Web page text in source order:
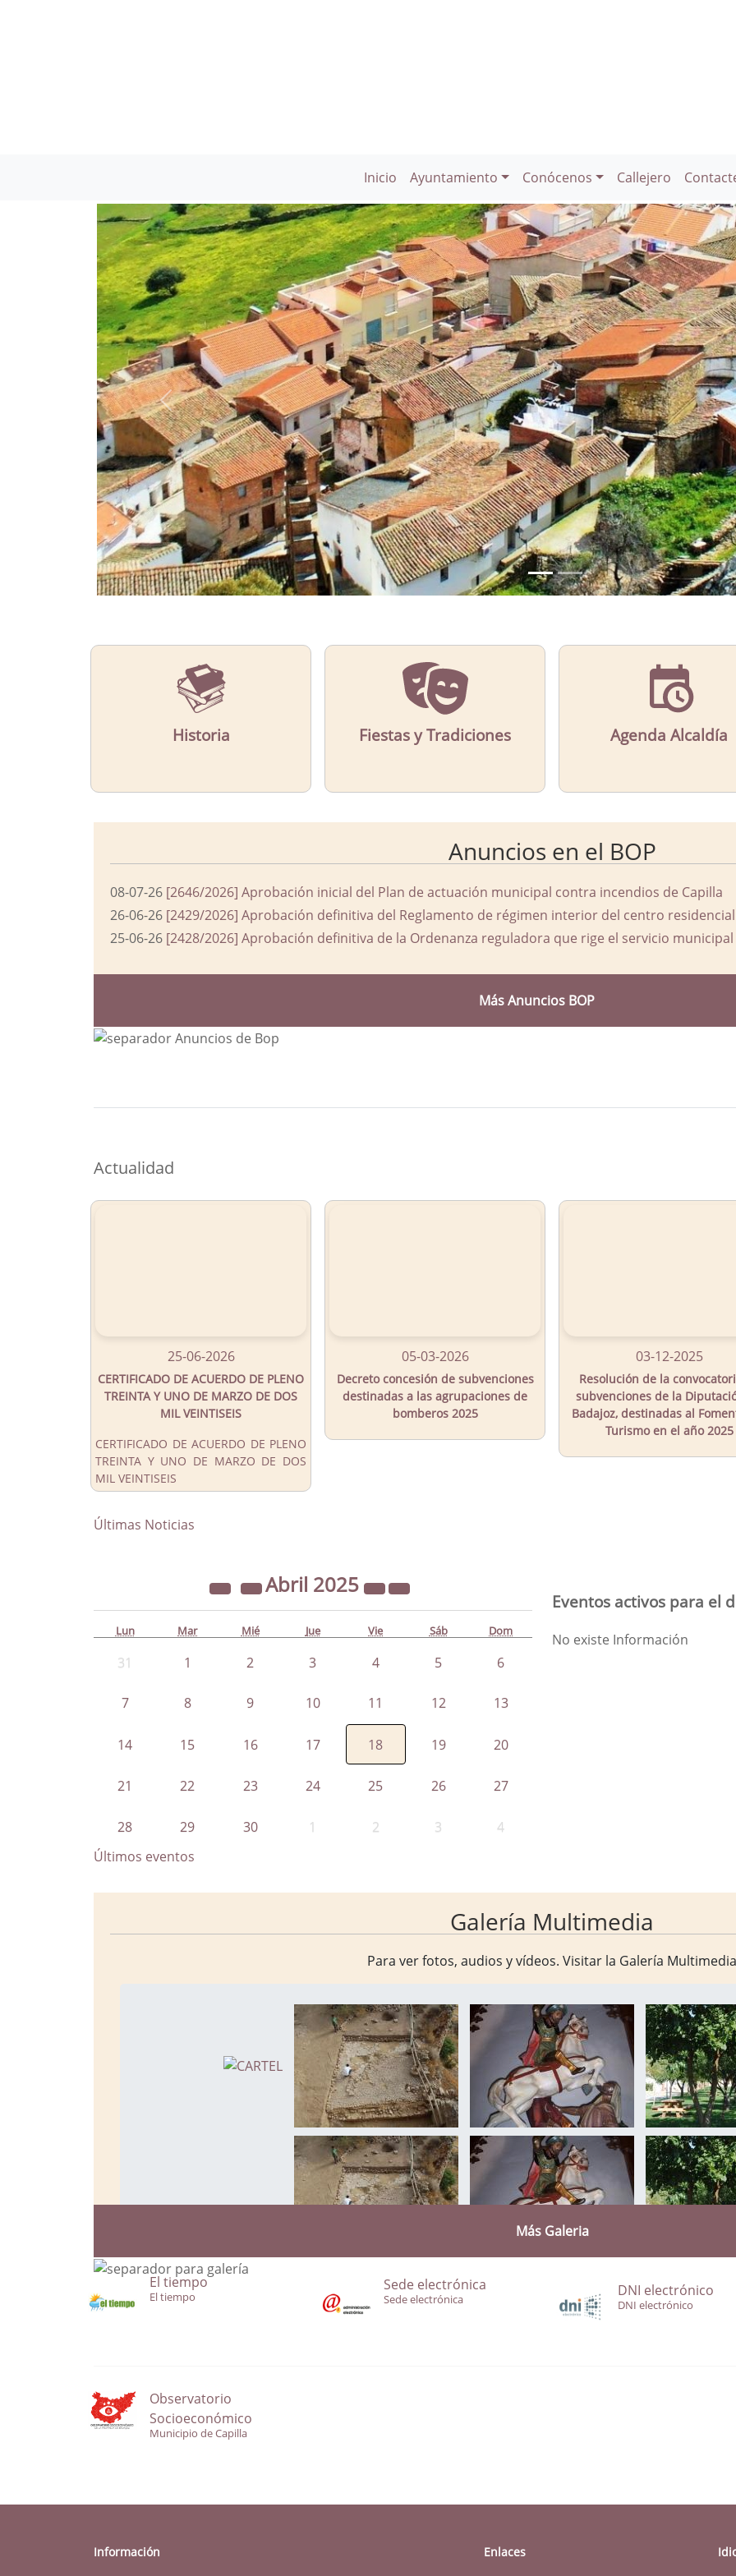
Inicio Ayuntamiento Conócenos Callejero
CONOCE
El municipio de Capilla
Más Información
Historia Fiestas y Tradiciones Agenda Alcaldía
Anuncios en el BOP
08-07-26 [2646/2026] Aprobación inicial del Plan de actuación municipal contra incendios de Capilla
26-06-26 [2429/2026] Aprobación definitiva del Reglamento de régimen interior del centro
25-06-26 [2428/2026] Aprobación definitiva de la Ordenanza reguladora que rige el servicio
Más Anuncios BOP
Actualidad
25-06-2026
CERTIFICADO DE ACUERDO DE PLENO
TREINTA Y UNO DE MARZO DE DOS
MIL VEINTISEIS
CERTIFICADO DE ACUERDO DE PLENO
TREINTA Y UNO DE MARZO DE DOS
MIL VEINTISEIS
05-03-2026
Decreto concesión de subvenciones
destinadas a las agrupaciones de
bomberos 2025
03-12-2025
Resolución de la
subvenciones de la
Badajoz, destinadas al
Turismo en el año 2025
Últimas Noticias
Abril 2025
Lun Mar Mié Jue Vie Sáb Dom
31 1 2 3 4 5 6
7 8 9 10 11 12 13
14 15 16 17 18 19 20
21 22 23 24 25 26 27
28 29 30 1 2 3 4
Eventos activos para el
No existe Información
Últimos eventos
Galería Multimedia
Para ver fotos, audios y vídeos. Visitar la Galería Multimedia
Más Galeria
El tiempo
El tiempo
Sede electrónica
Sede electrónica DNI electrónico
DNI electrónico
Observatorio
Socioeconómico
Municipio de Capilla
Información Enlaces